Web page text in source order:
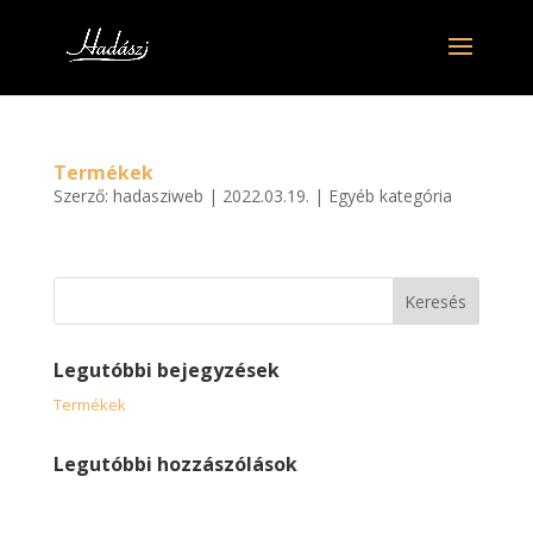
Termékek
Szerző: hadasziweb | 2022.03.19. | Egyéb kategória
Legutóbbi bejegyzések
Termékek
Legutóbbi hozzászólások